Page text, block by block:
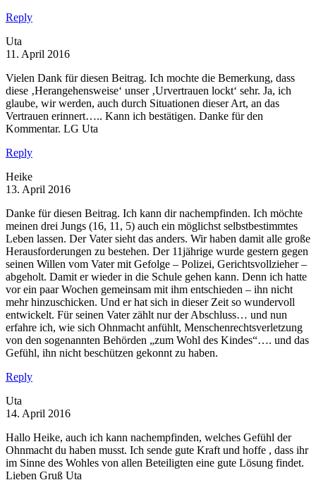
Reply
Uta
11. April 2016
Vielen Dank für diesen Beitrag. Ich mochte die Bemerkung, dass
diese ‚Herangehensweise‘ unser ‚Urvertrauen lockt‘ sehr. Ja, ich
glaube, wir werden, auch durch Situationen dieser Art, an das
Vertrauen erinnert….. Kann ich bestätigen. Danke für den
Kommentar. LG Uta
Reply
Heike
13. April 2016
Danke für diesen Beitrag. Ich kann dir nachempfinden. Ich möchte
meinen drei Jungs (16, 11, 5) auch ein möglichst selbstbestimmtes
Leben lassen. Der Vater sieht das anders. Wir haben damit alle große
Herausforderungen zu bestehen. Der 11jährige wurde gestern gegen
seinen Willen vom Vater mit Gefolge – Polizei, Gerichtsvollzieher –
abgeholt. Damit er wieder in die Schule gehen kann. Denn ich hatte
vor ein paar Wochen gemeinsam mit ihm entschieden – ihn nicht
mehr hinzuschicken. Und er hat sich in dieser Zeit so wundervoll
entwickelt. Für seinen Vater zählt nur der Abschluss… und nun
erfahre ich, wie sich Ohnmacht anfühlt, Menschenrechtsverletzung
von den sogenannten Behörden „zum Wohl des Kindes“…. und das
Gefühl, ihn nicht beschützen gekonnt zu haben.
Reply
Uta
14. April 2016
Hallo Heike, auch ich kann nachempfinden, welches Gefühl der
Ohnmacht du haben musst. Ich sende gute Kraft und hoffe , dass ihr
im Sinne des Wohles von allen Beteiligten eine gute Lösung findet.
Lieben Gruß Uta